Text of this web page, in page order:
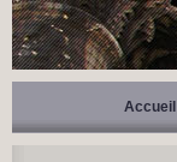
Accueil